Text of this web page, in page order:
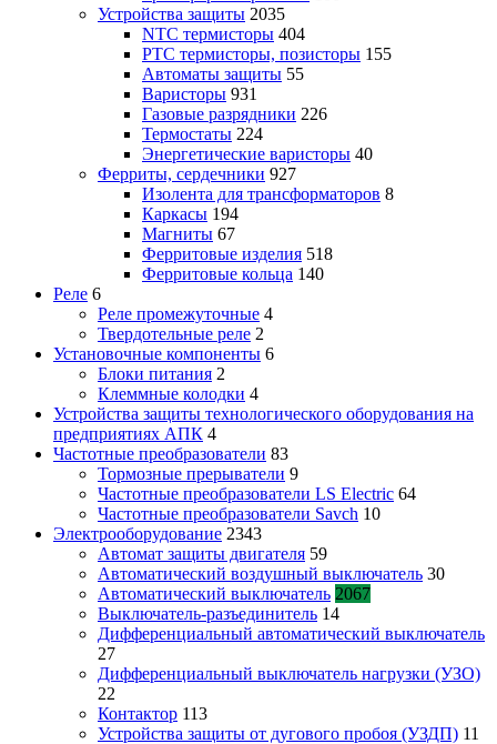
Устройства защиты 2035
NTC термисторы 404
PTC термисторы, позисторы 155
Автоматы защиты 55
Варисторы 931
Газовые разрядники 226
Термостаты 224
Энергетические варисторы 40
Ферриты, сердечники 927
Изолента для трансформаторов 8
Каркасы 194
Магниты 67
Ферритовые изделия 518
Ферритовые кольца 140
Реле 6
Реле промежуточные 4
Твердотельные реле 2
Установочные компоненты 6
Блоки питания 2
Клеммные колодки 4
Устройства защиты технологического оборудования на
предприятиях АПК 4
Частотные преобразователи 83
Тормозные прерыватели 9
Частотные преобразователи LS Electric 64
Частотные преобразователи Savch 10
Электрооборудование 2343
Автомат защиты двигателя 59
Автоматический воздушный выключатель 30
Автоматический выключатель 2067
Выключатель-разъединитель 14
Дифференциальный автоматический выключатель
27
Дифференциальный выключатель нагрузки (УЗО)
22
Контактор 113
Устройства защиты от дугового пробоя (УЗДП) 11